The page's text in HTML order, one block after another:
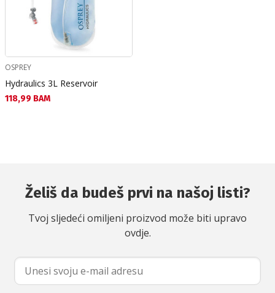
OSPREY
Hydraulics 3L Reservoir
Текуща цена:
118,99 BAM
Želiš da budeš prvi na našoj listi?
Tvoj sljedeći omiljeni proizvod može biti upravo
ovdje.